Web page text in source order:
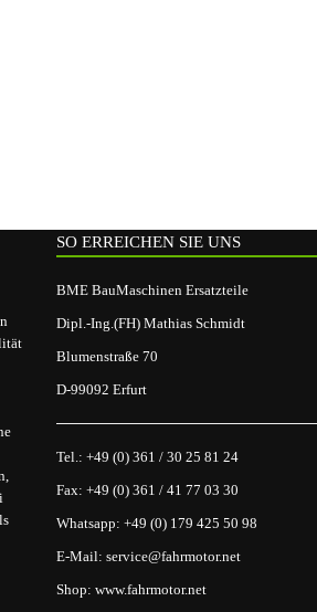
SO ERREICHEN SIE UNS
BME BauMaschinen Ersatzteile
Dipl.-Ing.(FH) Mathias Schmidt
Blumenstraße 70
D-99092 Erfurt
Tel.: +49 (0) 361 / 30 25 81 24
Fax: +49 (0) 361 / 41 77 03 30
Whatsapp: +49 (0) 179 425 50 98
E-Mail: service@fahrmotor.net
Shop: www.fahrmotor.net